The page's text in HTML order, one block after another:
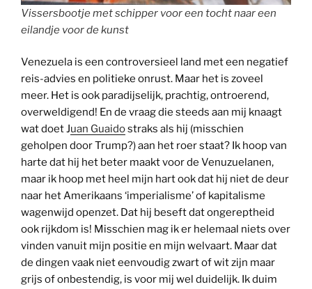
Vissersbootje met schipper voor een tocht naar een
eilandje voor de kunst
Venezuela is een controversieel land met een negatief
reis-advies en politieke onrust. Maar het is zoveel
meer. Het is ook paradijselijk, prachtig, ontroerend,
overweldigend! En de vraag die steeds aan mij knaagt
wat doet Juan Guaidostraks als hij (misschien
geholpen door Trump?) aan het roer staat? Ik hoop van
harte dat hij het beter maakt voor de Venuzuelanen,
maar ik hoop met heel mijn hart ook dat hij niet de deur
naar het Amerikaans ‘imperialisme’ of kapitalisme
wagenwijd openzet. Dat hij beseft dat ongereptheid
ook rijkdom is! Misschien mag ik er helemaal niets over
vinden vanuit mijn positie en mijn welvaart. Maar dat
de dingen vaak niet eenvoudig zwart of wit zijn maar
grijs of onbestendig, is voor mij wel duidelijk. Ik duim